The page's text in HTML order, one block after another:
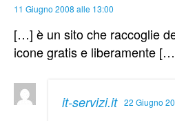
11 Giugno 2008 alle 13:00
[…] è un sito che raccoglie
icone gratis e liberamente
it-servizi.it 22 Giugno